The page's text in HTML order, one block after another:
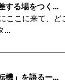
する場をつく...
ここに来て、ど
...
機」を語るー...